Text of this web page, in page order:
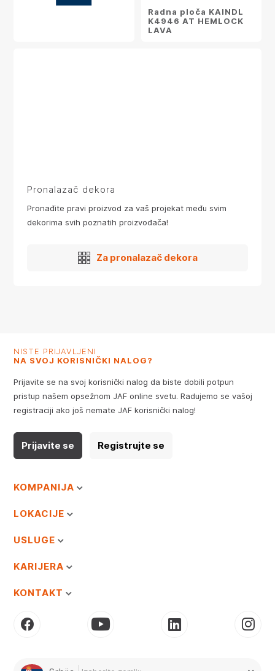
Radna ploča KAINDL
K4946 AT HEMLOCK
LAVA
Pronalazač dekora
Pronađite pravi proizvod za vaš projekat među svim
dekorima svih poznatih proizvođača!
Za pronalazač dekora
NISTE PRIJAVLJENI
NA SVOJ KORISNIČKI NALOG?
Prijavite se na svoj korisnički nalog da biste dobili potpun
pristup našem opsežnom JAF online svetu. Radujemo se vašoj
registraciji ako još nemate JAF korisnički nalog!
Prijavite se Registrujte se
KOMPANIJA
LOKACIJE
USLUGE
KARIJERA
KONTAKT